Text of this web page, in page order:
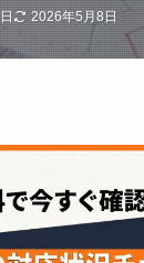
2026年5月8日